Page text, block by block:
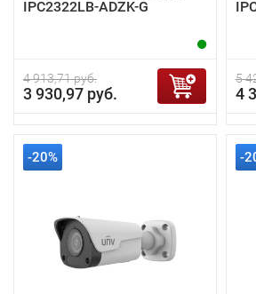
IPC2322LB-ADZK-G
4 913,71 руб.
3 930,97 руб.
5
4
-20% -